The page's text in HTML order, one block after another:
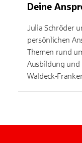
Deine
Julia Schröder
persönlichen
Themen rund
Ausbildung und
Waldeck-